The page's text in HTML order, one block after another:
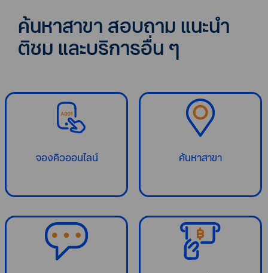
ค้นหาสาขา สอบถาม แนะนำ
ติชม และบริการอื่น ๆ
จองคิวออนไลน์ ค้นหาสาขา